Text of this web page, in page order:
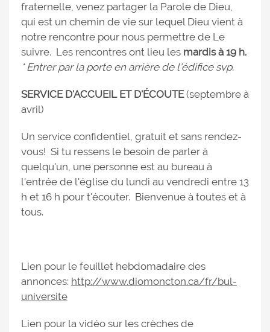
fraternelle, venez partager la Parole de Dieu,
qui est un chemin de vie sur lequel Dieu vient à
notre rencontre pour nous permettre de Le
suivre. Les rencontres ont lieu les mardis à 19 h.
* Entrer par la porte en arrière de l'édifice svp.
SERVICE D'ACCUEIL ET D'ÉCOUTE(septembre à
avril)
Un service confidentiel, gratuit et sans rendez-
vous! Si tu ressens le besoin de parler à
quelqu'un, une personne est au bureau à
l'entrée de l'église du lundi au vendredi entre 13
h et 16 h pour t'écouter. Bienvenue à toutes et à
tous.
Lien pour le feuillet hebdomadaire des
annonces: http://www.diomoncton.ca/fr/bul-
universite
Lien pour la vidéo sur les crèches de